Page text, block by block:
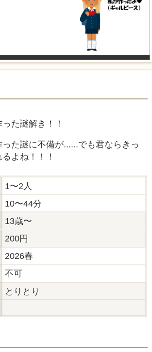
た謎解き！！
た謎に不備が......でも君ならきっ
よね！！！
1〜2人
10〜44分
13歳〜
200円
2026春
不可
とりとり